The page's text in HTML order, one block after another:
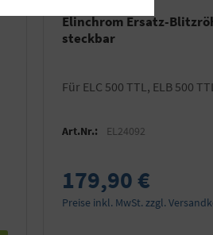
Elinchrom Ersatz-
steckbar
für ELC 500 TTL, ELB 500
Art.Nr.: EL24092
179,90 €
Preise inkl. MwSt. zzgl.